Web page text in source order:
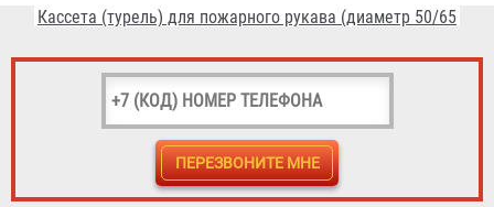
Головка муфтовая ГМ-70 (ГМ-65)
232 ₽